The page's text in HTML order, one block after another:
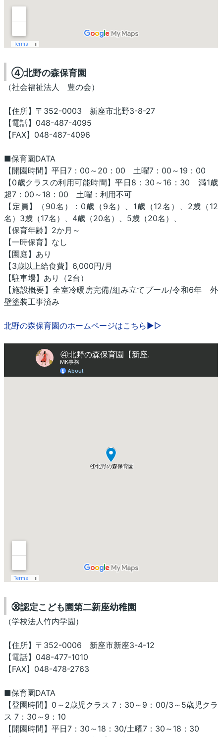
④北野の森保育園
（社会福祉法人 豊の会）
【住所】〒352-0003 新座市北野3-8-27
【電話】048-487-4095
【FAX】048-487-4096
■保育園DATA
【開園時間】平日7：00～20：00 土曜7：00～19：00
【0歳クラスの利用可能時間】平日8：30～16：30 満1歳
超7：00～18：00 土曜：利用不可
【定員】（90名）：0歳（9名）、1歳（12名）、2歳（12
名）3歳（17名）、4歳（20名）、5歳（20名）、
【保育年齢】2か月～
【一時保育】なし
【園庭】あり
【3歳以上給食費】6,000円/月
【駐車場】あり（2台）
【施設概要】全室冷暖房完備/組み立てプール/令和6年 外
壁塗装工事済み
北野の森保育園のホームページはこちら▶▷
㊳認定こども園第二新座幼稚園
（学校法人竹内学園）
【住所】〒352-0006 新座市新座3-4-12
【電話】048-477-1010
【FAX】048-478-2763
■保育園DATA
【登園時間】0～2歳児クラス 7：30～9：00/3～5歳児クラ
ス 7：30～9：10
【開園時間】平日7：30～18：30/土曜7：30～18：30